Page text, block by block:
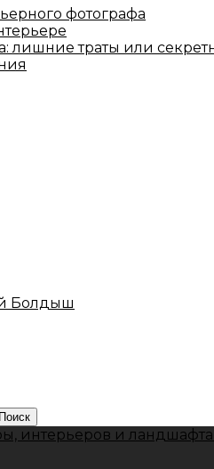
фотографа
лишние траты или
Болдыш
интерьеров и